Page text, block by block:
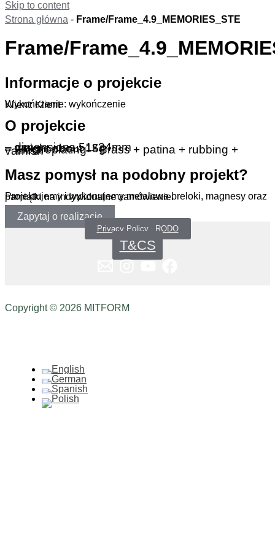
Skip to content
Strona główna - Frame/Frame_4.9_MEMORIES_STE
Frame/
Informacje o projekcie
Wykończenie: wykończenie
Klient: Klient
O projekcie
– dimensions 51x24mm
– weight about 15g
– Electroplating – Brass + patina + rubbing + varnish
Masz pomysł na podobny projekt?
Projektujemy i wykonujemy metalowe breloki, magnesy oraz pamiątki na indywidualne zamówienie.
Zapytaj o realizację
Privacy Policy _RODO
T&CS
Copyright © 2026 MITFORM